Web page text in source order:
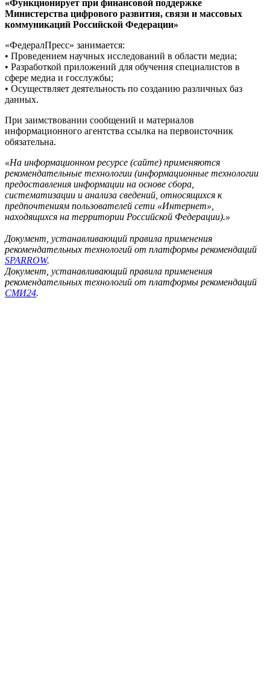
«Функционирует при финансовой поддержке
Министерства цифрового развития, связи и массовых
коммуникаций Российской Федерации»
«ФедералПресс» занимается:
• Проведением научных исследований в области медиа;
• Разработкой приложений для обучения специалистов в
сфере медиа и госслужбы;
• Осуществляет деятельность по созданию различных баз
данных.
При заимствовании сообщений и материалов
информационного агентства ссылка на первоисточник
обязательна.
«На информационном ресурсе (сайте) применяются
рекомендательные технологии (информационные технологии
предоставления информации на основе сбора,
систематизации и анализа сведений, относящихся к
предпочтениям пользователей сети «Интернет»,
находящихся на территории Российской Федерации).»
Документ, устанавливающий правила применения
рекомендательных технологий от платформы рекомендаций
SPARROW.
Документ, устанавливающий правила применения
рекомендательных технологий от платформы рекомендаций
СМИ24.